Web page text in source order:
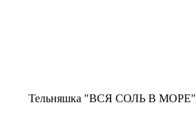
Тельняшка "ВСЯ СОЛЬ В МОРЕ"